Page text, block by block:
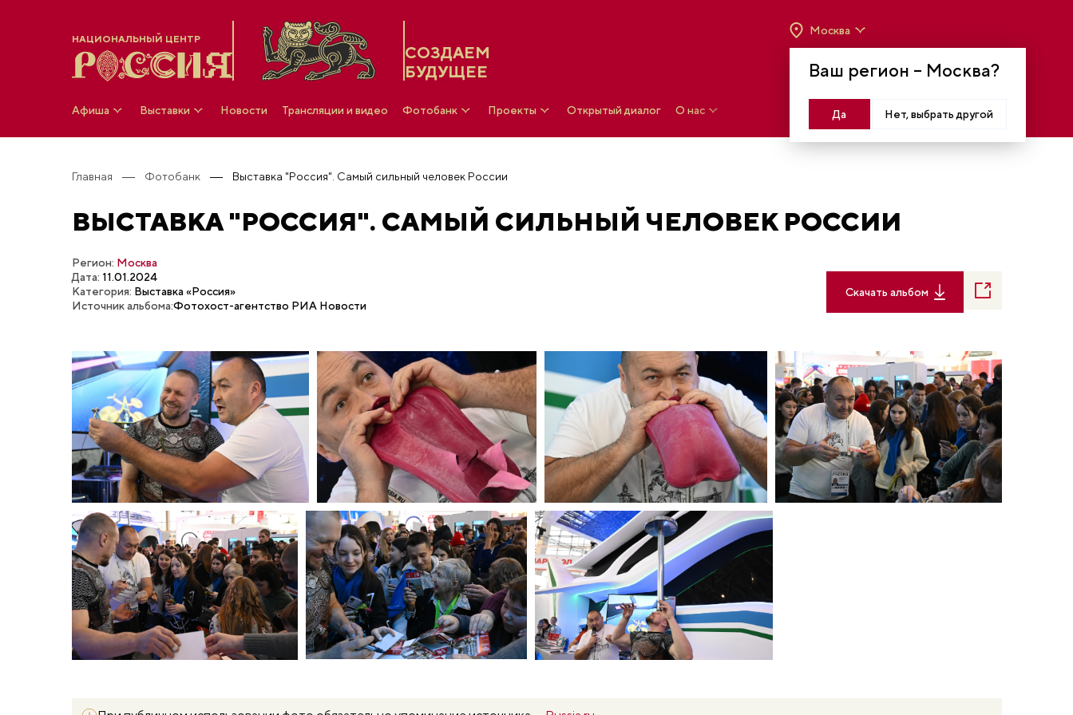
НАЦИОНАЛЬНЫЙ ЦЕНТР
СОЗДАЕМ
БУДУЩЕЕ
Ваш регион – Москва?
Да Нет, выбрать другой
Москва
МОСКВА, КРАСНОПРЕСНЕНСКАЯ НАБ., 14
Афиша Выставки Новости Трансляции и видео Фотобанк Проекты Открытый диалог О нас Войти
Главная Фотобанк Выставка "Россия". Самый сильный человек России
ВЫСТАВКА "РОССИЯ". САМЫЙ СИЛЬНЫЙ ЧЕЛОВЕК РОССИИ
Регион: Москва
Дата: 11.01.2024
Категория: Выставка «Россия»
Источник альбома:Фотохост-агентство РИА Новости
Скачать альбом